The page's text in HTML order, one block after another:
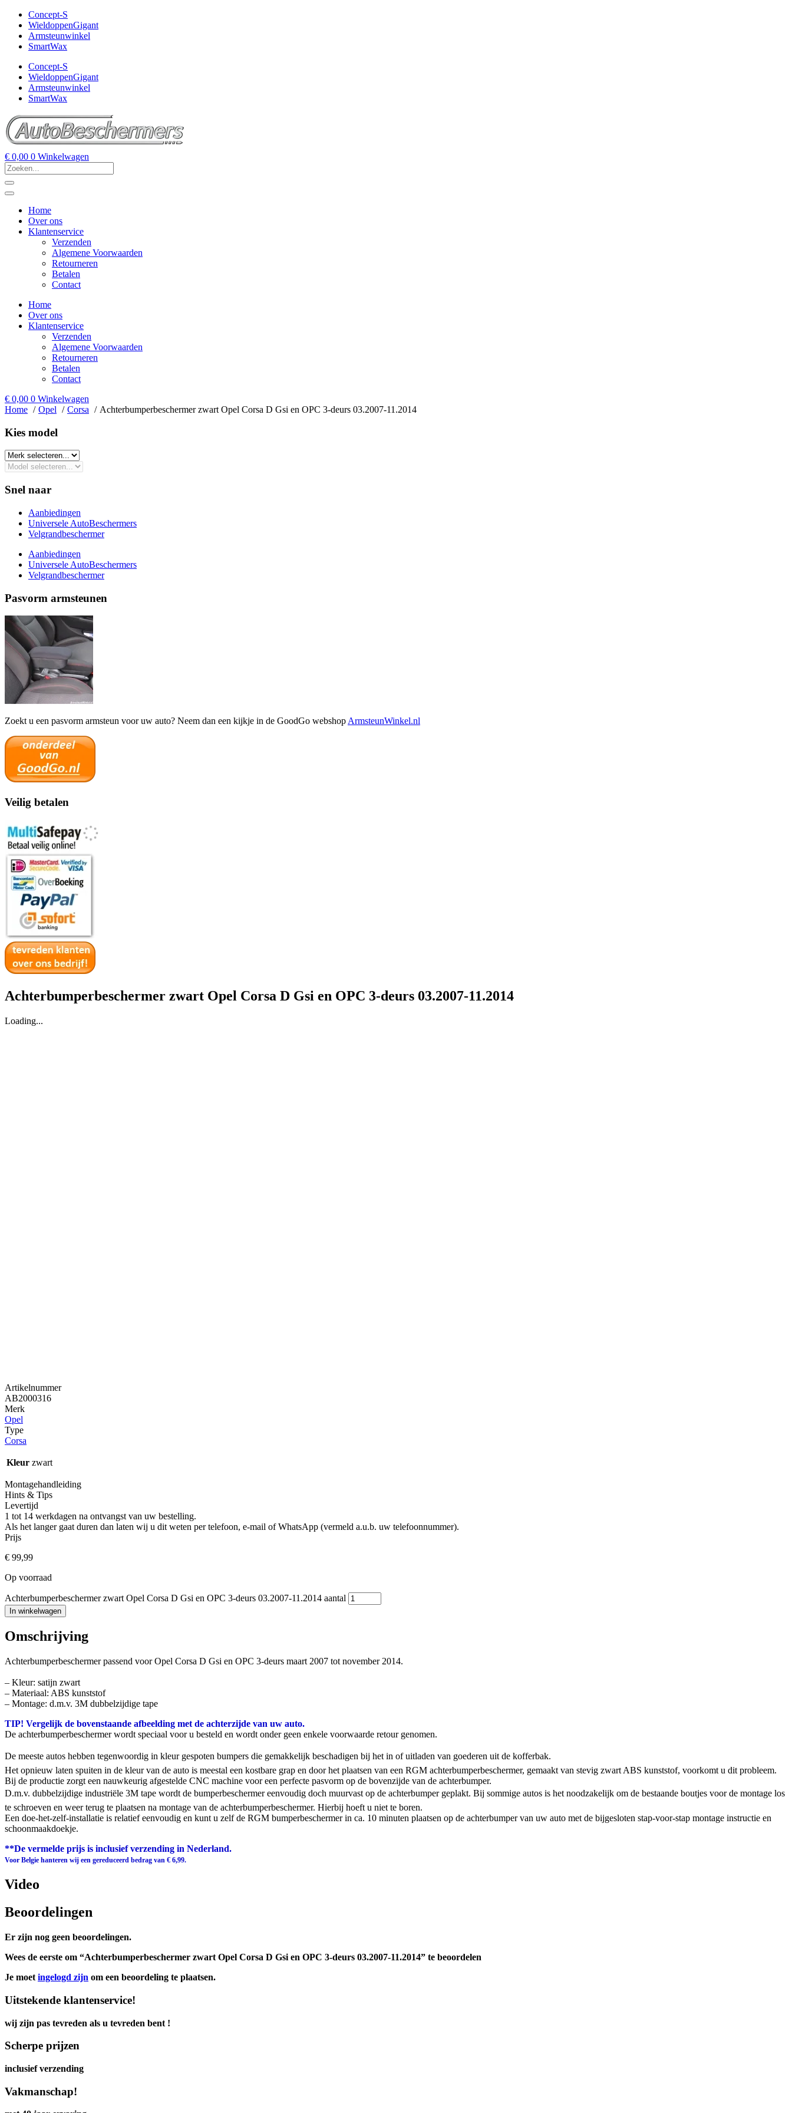
Concept-S
WieldoppenGigant
Armsteunwinkel
SmartWax
Concept-S
WieldoppenGigant
Armsteunwinkel
SmartWax
€ 0,00 0 Winkelwagen
Home
Over ons
Klantenservice
Verzenden
Algemene Voorwaarden
Retourneren
Betalen
Contact
Home
Over ons
Klantenservice
Verzenden
Algemene Voorwaarden
Retourneren
Betalen
Contact
€ 0,00 0 Winkelwagen
Home
Opel Corsa Achterbumperbeschermer zwart Opel Corsa D Gsi en OPC 3-deurs 03.2007-11.2014
Kies model​
Snel naar
Aanbiedingen
Universele AutoBeschermers
Velgrandbeschermer
Aanbiedingen
Universele AutoBeschermers
Velgrandbeschermer
Pasvorm armsteunen
Zoekt u een pasvorm armsteun voor uw auto? Neem dan een kijkje in de GoodGo webshop ArmsteunWinkel.nl
Veilig betalen
Achterbumperbeschermer zwart Opel Corsa D Gsi en OPC 3-deurs 03.2007-11.2014
Loading...
Artikelnummer
AB2000316
Merk
Opel
Type
Corsa
Kleur zwart
Montagehandleiding
Hints & Tips
Levertijd
1 tot 14 werkdagen na ontvangst van uw bestelling.
Als het langer gaat duren dan laten wij u dit weten per telefoon, e-mail of WhatsApp (vermeld a.u.b. uw telefoonnummer).
Prijs
€ 99,99
Op voorraad
Achterbumperbeschermer zwart Opel Corsa D Gsi en OPC 3-deurs 03.2007-11.2014 aantal
In winkelwagen
Omschrijving
Achterbumperbeschermer passend voor Opel Corsa D Gsi en OPC 3-deurs maart 2007 tot november 2014.
– Kleur: satijn zwart
– Materiaal: ABS kunststof
– Montage: d.m.v. 3M dubbelzijdige tape
TIP! Vergelijk de bovenstaande afbeelding met de achterzijde van uw auto.
De achterbumperbeschermer wordt speciaal voor u besteld en wordt onder geen enkele voorwaarde retour genomen.
De meeste autos hebben tegenwoordig in kleur gespoten bumpers die gemakkelijk beschadigen bij het in of uitladen van goederen uit de kofferbak.
Het opnieuw laten spuiten in de kleur van de auto is meestal een kostbare grap en door het plaatsen van een RGM achterbumperbeschermer, gemaakt van stevig zwart ABS kunststof, voorkomt u dit probleem.
Bij de productie zorgt een nauwkeurig afgestelde CNC machine voor een perfecte pasvorm op de bovenzijde van de achterbumper.
D.m.v. dubbelzijdige industriële 3M tape wordt de bumperbeschermer eenvoudig doch muurvast op de achterbumper geplakt. Bij sommige autos is het noodzakelijk om de bestaande boutjes voor de montage los
te schroeven en weer terug te plaatsen na montage van de achterbumperbeschermer. Hierbij hoeft u niet te boren.
Een doe-het-zelf-installatie is relatief eenvoudig en kunt u zelf de RGM bumperbeschermer in ca. 10 minuten plaatsen op de achterbumper van uw auto met de bijgesloten stap-voor-stap montage instructie en
schoonmaakdoekje.
**De vermelde prijs is inclusief verzending in Nederland.
Voor Belgie hanteren wij een gereduceerd bedrag van € 6,99.
Video
Beoordelingen
Er zijn nog geen beoordelingen.
Wees de eerste om “Achterbumperbeschermer zwart Opel Corsa D Gsi en OPC 3-deurs 03.2007-11.2014” te beoordelen
Je moet ingelogd zijn om een beoordeling te plaatsen.
Uitstekende klantenservice!
wij zijn pas tevreden als u tevreden bent !
Scherpe prijzen
inclusief verzending
Vakmanschap!